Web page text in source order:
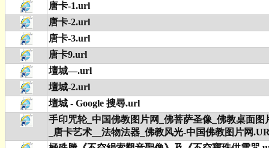
唐卡-1.url
唐卡-2.url
唐卡-3.url
唐卡9.url
壇城—.url
壇城-2.url
壇城 - Google 搜尋.url
手印咒轮_中国佛教图片网_佛菩萨圣像_佛教桌面图
_唐卡艺术__法物法器_佛教风光-中国佛教图片网